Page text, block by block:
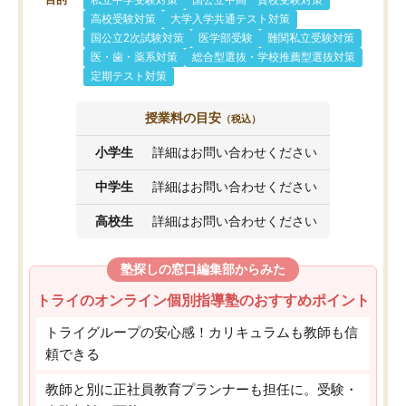
高校受験対策
大学入学共通テスト対策
国公立2次試験対策
医学部受験
難関私立受験対策
医・歯・薬系対策
総合型選抜・学校推薦型選抜対策
定期テスト対策
授業料の目安 （税込）
小学生 詳細はお問い合わせください
中学生 詳細はお問い合わせください
高校生 詳細はお問い合わせください
塾探しの窓口編集部からみた
トライのオンライン個別指導塾のおすすめポイント
トライグループの安心感！カリキュラムも教師も信
頼できる
教師と別に正社員教育プランナーも担任に。受験・